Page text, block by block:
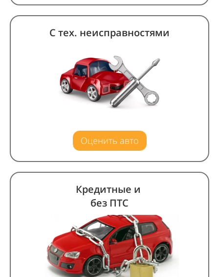
С тех. неисправностями
Оценить авто
Кредитные и
без ПТС